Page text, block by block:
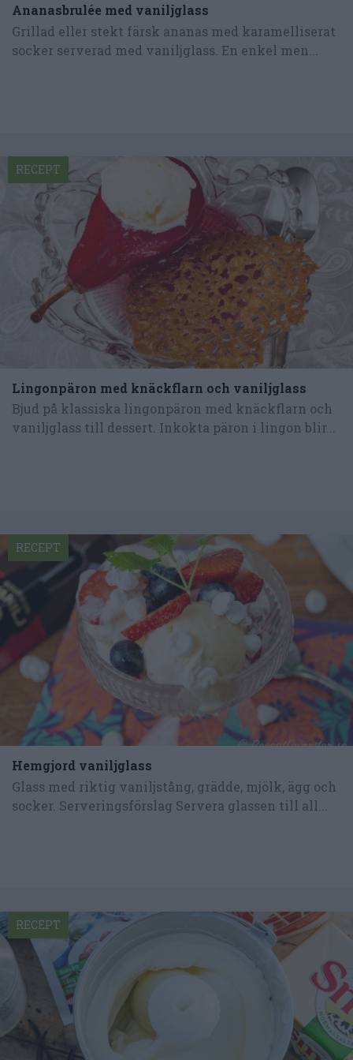
Ananasbrulée med vaniljglass
Grillad eller stekt färsk ananas med karamelliserat
socker serverad med vaniljglass. En enkel men...
Lingonpäron med knäckflarn och vaniljglass
Bjud på klassiska lingonpäron med knäckflarn och
vaniljglass till dessert. Inkokta päron i lingon blir...
RECEPT
Hemgjord vaniljglass
Glass med riktig vaniljstång, grädde, mjölk, ägg och
socker. Serveringsförslag Servera glassen till all...
RECEPT
RECEPT